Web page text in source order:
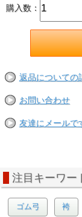
購入数：
返品についての
お問い合わせ
友達にメールで
注目キーワー
ゴム弓 袴